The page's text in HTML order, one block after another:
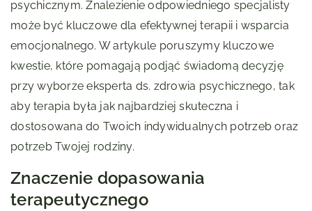
psychicznym. Znalezienie odpowiedniego specjalisty
może być kluczowe dla efektywnej terapii i wsparcia
emocjonalnego. W artykule poruszymy kluczowe
kwestie, które pomagają podjąć świadomą decyzję
przy wyborze eksperta ds. zdrowia psychicznego, tak
aby terapia była jak najbardziej skuteczna i
dostosowana do Twoich indywidualnych potrzeb oraz
potrzeb Twojej rodziny.
Znaczenie dopasowania
terapeutycznego